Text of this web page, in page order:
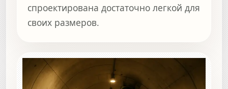
спроектирована достаточно легкой для
своих размеров.